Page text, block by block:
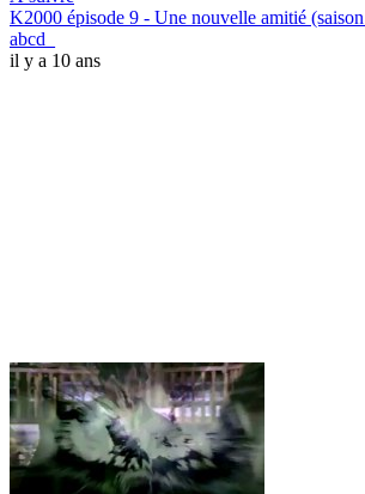
K2000 épisode 9 - Une nouvelle amitié
abcd_
il y a 10 ans